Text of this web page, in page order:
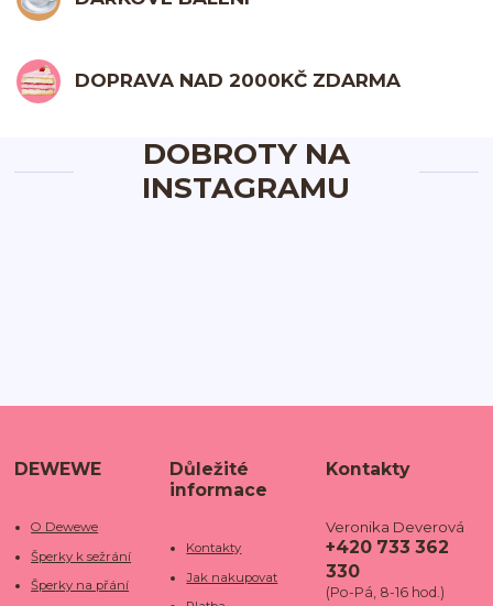
DOPRAVA NAD 2000KČ ZDARMA
DOBROTY NA
INSTAGRAMU
DEWEWE
O Dewewe
Šperky k sežrání
Šperky na přání
Důležité
informace
Kontakty
Jak nakupovat
Kontakty
Veronika Deverová
+420 733 362
330
(Po-Pá, 8-16 hod.)